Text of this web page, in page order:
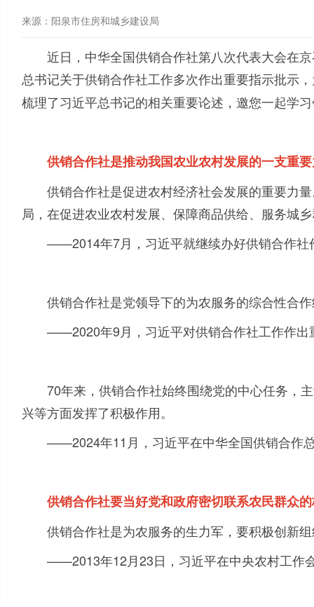
来源： 阳泉市住房和城乡建设局
近日，中华全国供销合作社第八次代表大会在
总书记关于供销合作社工作多次作出重要指示批示
梳理了习近平总书记的相关重要论述，邀您一起学
供销合作社是推动我国农业农村发展的一支重
供销合作社是促进农村经济社会发展的重要力
局，在促进农业农村发展、保障商品供给、服务城
——2014年7月，习近平就继续办好供销合作
供销合作社是党领导下的为农服务的综合性合
——2020年9月，习近平对供销合作社工作作出
70年来，供销合作社始终围绕党的中心任务，
兴等方面发挥了积极作用。
——2024年11 月，习近平在中华全国供销合作
供销合作社要当好党和政府密切联系农民群众
供销合作社是为农服务的生力军，要积极创新
——2013年12月23日，习近平在中央农村工作